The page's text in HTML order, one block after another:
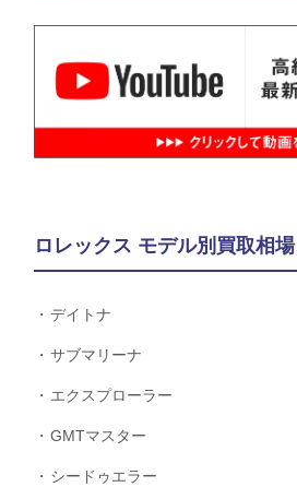
ロレックス モデル別買取相場
デイトナ
サブマリーナ
エクスプローラー
GMTマスター
シードゥエラー